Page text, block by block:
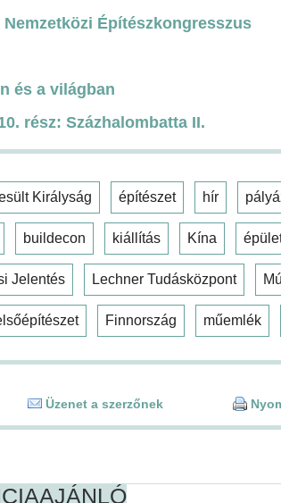
Nemzetközi Építészkongresszus
és a világban
rész: Százhalombatta II.
Királyság építészet hír
buildecon kiállítás Kína
Jelentés Lechner Tudásközpont
Finnország műemlék
Üzenet a szerzőnek